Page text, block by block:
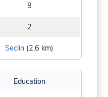
8
2
Seclin (2,6 km)
Education